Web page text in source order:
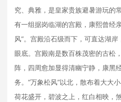
究、典雅，是皇家贵族避暑游玩的
有一组据岗临湖的宫殿，康熙曾经
风”。宫殿沿石级而下，可直达湖
眼底。宫殿南是数百株茂密的古松
阵，四周愈加显得清幽宁静，康黑
务。“万象松风”以北，散布着大大
荷花盛开，碧波之上，红白相映，